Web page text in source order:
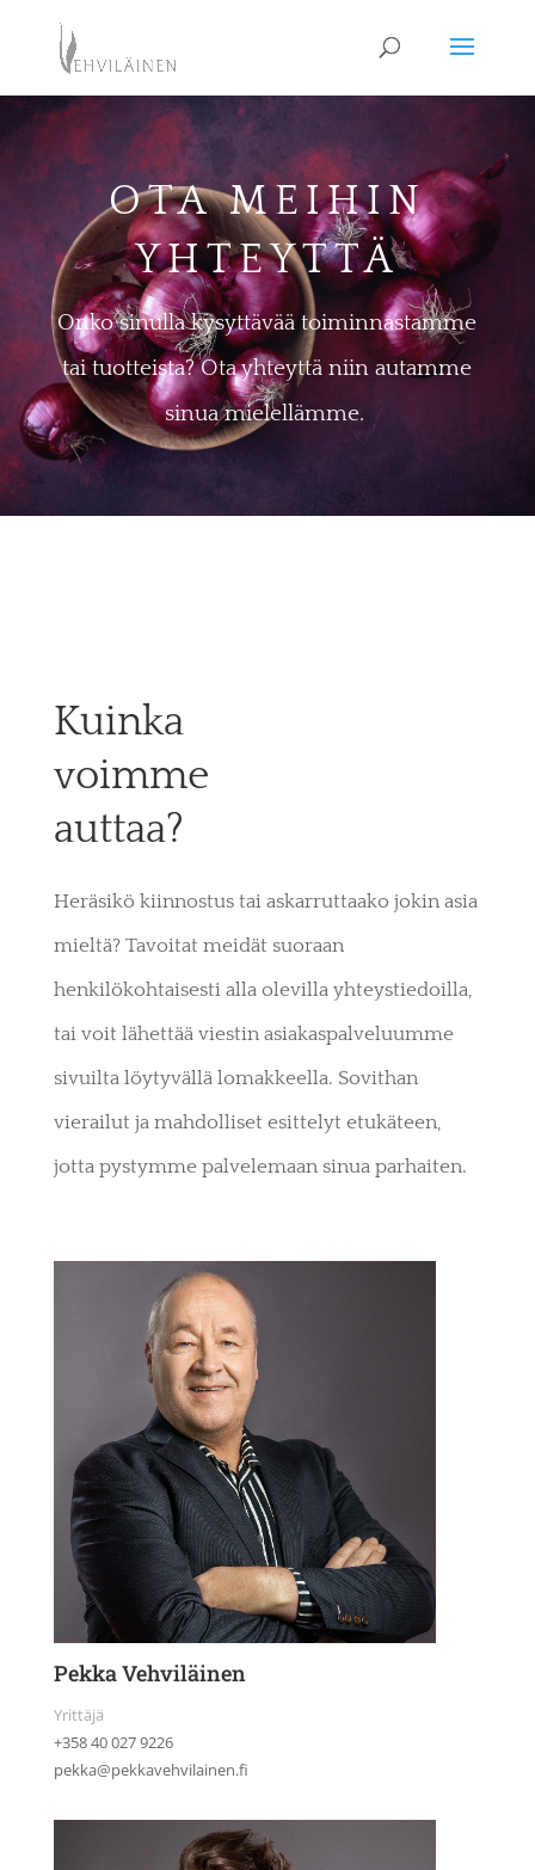
OTA MEIHIN
YHTEYTTÄ
Onko sinulla kysyttävää toiminnastamme
tai tuotteista? Ota yhteyttä niin autamme
sinua mielellämme.
Kuinka
voimme
auttaa?
Heräsikö kiinnostus tai askarruttaako jokin asia
mieltä? Tavoitat meidät suoraan
henkilökohtaisesti alla olevilla yhteystiedoilla,
tai voit lähettää viestin asiakaspalveluumme
sivuilta löytyvällä lomakkeella. Sovithan
vierailut ja mahdolliset esittelyt etukäteen,
jotta pystymme palvelemaan sinua parhaiten.
Pekka Vehviläinen
Yrittäjä
+358 40 027 9226
pekka@pekkavehvilainen.fi